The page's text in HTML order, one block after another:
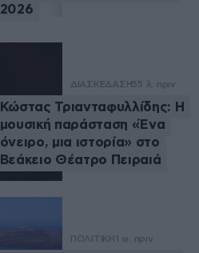
2026
ΔΙΑΣΚΕΔΑΣΗ55 λ. πριν
Κώστας Τριανταφυλλίδης: Η
μουσική παράσταση «Ένα
όνειρο, μια ιστορία» στο
Βεάκειο Θέατρο Πειραιά
ΠΟΛΙΤΙΚΗ 1 ω. πριν